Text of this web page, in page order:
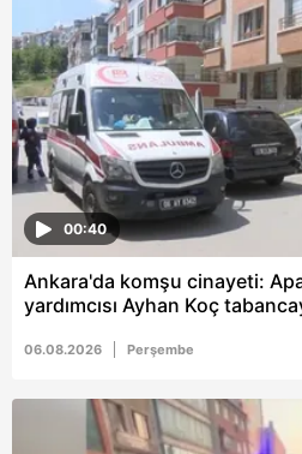
ilgili mevzuata uygun olarak
almak için lütfentıklayınız.
00:40
Ankara'da komşu cinayeti:
yardımcısı Ayhan Koç
06.08.2026 Perşembe